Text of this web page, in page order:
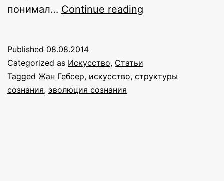
понимал… Continue reading
Часть
Published 08.08.2014
Categorized as Искусство, Статьи
Tagged Жан Гебсер, искусство, структуры
сознания, эволюция сознания